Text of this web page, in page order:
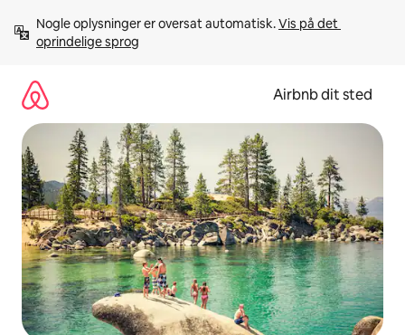
videre
Nogle oplysninger er oversat automatisk. Vis på det
oprindelige sprog
Airbnb dit sted